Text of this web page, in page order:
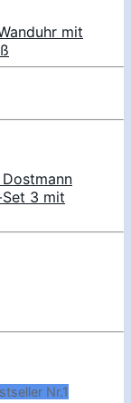
mit
Dostmann
3 mit
Nr.1